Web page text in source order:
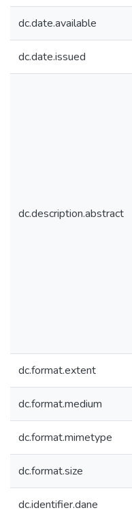
dc.date.available
dc.date.issued
dc.description.abstract
dc.format.extent
dc.format.medium
dc.format.mimetype
dc.format.size
dc.identifier.dane